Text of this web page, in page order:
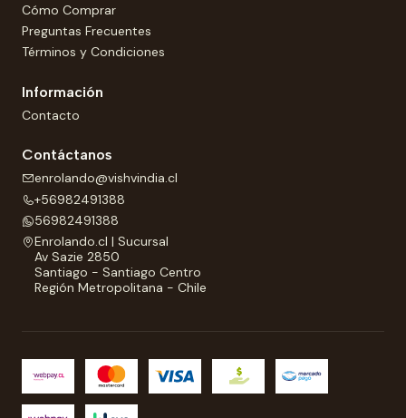
Cómo Comprar
Preguntas Frecuentes
Términos y Condiciones
Información
Contacto
Contáctanos
enrolando@vishvindia.cl
+56982491388
56982491388
Enrolando.cl | Sucursal
Av Sazie 2850
Santiago - Santiago Centro
Región Metropolitana - Chile